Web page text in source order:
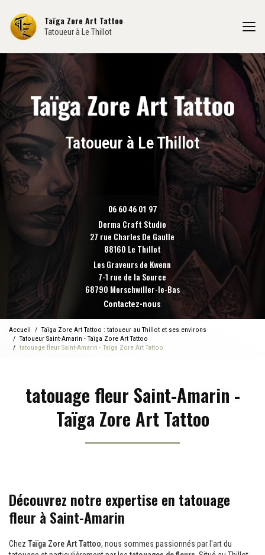
contenu
principal
Taïga Zore Art Tattoo
Tatoueur à Le Thillot
Tatoueur à Le Thillot
06 60 46 01 97
Derma Craft Studio
27 rue Charles De Gaulle
88160 Le Thillot
Les Graveurs de Kwenn
7-1 rue de la Source
68790 Morschwiller-le-Bas
Contactez-nous
Accueil
Taïga Zore Art Tattoo : tatoueur au Thillot et ses environs
Tatoueur Saint-Amarin - Taïga Zore Art Tattoo
tatouage fleur Saint-Amarin - Taïga Zore Art Tattoo
tatouage fleur Saint-Amarin -
Taïga Zore Art Tattoo
Découvrez notre expertise en tatouage
fleur à Saint-Amarin
Chez Taïga Zore Art Tattoo, nous sommes passionnés par l'art du